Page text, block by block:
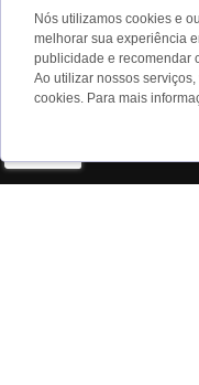
Av. Eng.
Limão,
Nós utilizamos cookies e
melhorar sua experiência
publicidade e recomendar
Ao utilizar nossos
cookies. Para mais